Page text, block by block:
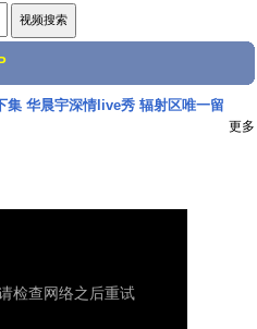
集 华晨宇深情live秀 辐射区唯一留
更多